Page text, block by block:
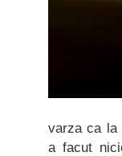
varza ca la
a facut